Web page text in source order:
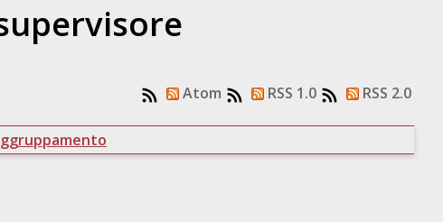
Atom RSS 1.0 RSS 2.0